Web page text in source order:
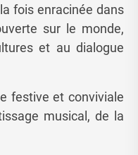
fois enracinée dans
sur le monde,
et au dialogue
festive et conviviale
musical, de la